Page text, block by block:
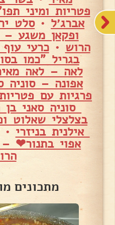
פטריות ומיני
אברג׳ל •סלט
ופקאן משגע –
הרוש •כרעי
בגריל "כמו
לאה – לאה
אפונה – סוניה
פרגיות עם
סוניה סאני
בצלצלי שאלוט
אילנית בניזרי
אפוי בתנור❤ –
מתכונים